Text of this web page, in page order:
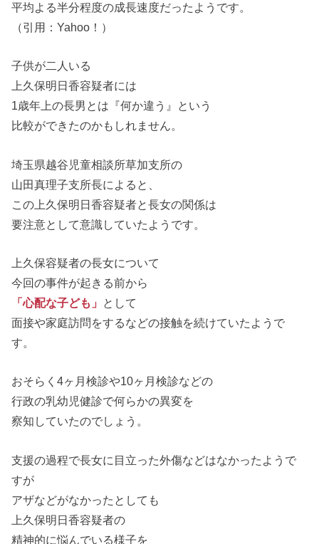
平均よる半分程度の成長速度だったようです。
（引用：Yahoo！）
子供が二人いる
上久保明日香容疑者には
1歳年上の長男とは『何か違う』という
比較ができたのかもしれません。
埼玉県越谷児童相談所草加支所の
山田真理子支所長によると、
この上久保明日香容疑者と長女の関係は
要注意として意識していたようです。
上久保容疑者の長女について
今回の事件が起きる前から
「心配な子ども」 として
面接や家庭訪問をするなどの接触を続けていたようで
す。
おそらく4ヶ月検診や10ヶ月検診などの
行政の乳幼児健診で何らかの異変を
察知していたのでしょう。
支援の過程で長女に目立った外傷などはなかったようで
すが
アザなどがなかったとしても
上久保明日香容疑者の
精神的に悩んでいる様子を